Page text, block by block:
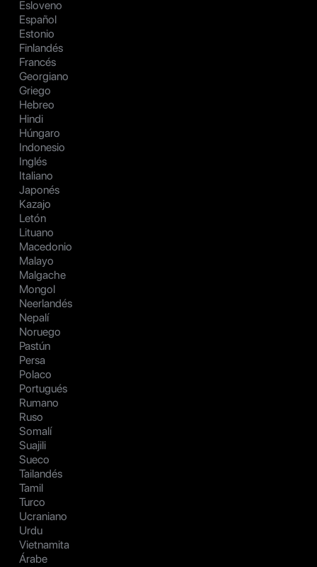
Esloveno
Español
Estonio
Finlandés
Francés
Georgiano
Griego
Hebreo
Hindi
Húngaro
Indonesio
Inglés
Italiano
Japonés
Kazajo
Letón
Lituano
Macedonio
Malayo
Malgache
Mongol
Neerlandés
Nepalí
Noruego
Pastún
Persa
Polaco
Portugués
Rumano
Ruso
Somalí
Suajili
Sueco
Tailandés
Tamil
Turco
Ucraniano
Urdu
Vietnamita
Árabe